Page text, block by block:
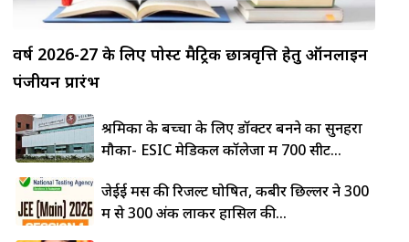
वर्ष 2026-27 के लिए पोस्ट मैट्रिक छात्रवृत्ति हेतु ऑनलाइन
पंजीयन प्रारंभ
श्रमिकों के बच्चों के लिए डॉक्टर बनने का सुनहरा
मौका- ESIC मेडिकल कॉलेजों में 700 सीटें...
जेईई मेंस की रिजल्ट घोषित, कबीर छिल्लर ने 300
में से 300 अंक लाकर हासिल की...